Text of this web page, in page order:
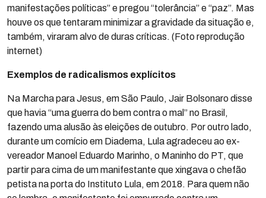
manifestações políticas” e pregou “tolerância” e “paz”. Mas
houve os que tentaram minimizar a gravidade da situação e,
também, viraram alvo de duras críticas. (Foto reprodução
internet)
Exemplos de radicalismos explícitos
Na Marcha para Jesus, em São Paulo, Jair Bolsonaro disse
que havia “uma guerra do bem contra o mal” no Brasil,
fazendo uma alusão às eleições de outubro. Por outro lado,
durante um comício em Diadema, Lula agradeceu ao ex-
vereador Manoel Eduardo Marinho, o Maninho do PT, que
partir para cima de um manifestante que xingava o chefão
petista na porta do Instituto Lula, em 2018. Para quem não